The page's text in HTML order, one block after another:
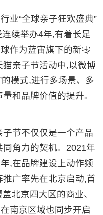
“全球亲子狂欢盛典”
续举办4年,有着长足
作为蓝宙旗下的新零
亲子节活动中,以微博
模式,进行多场景、多
和品牌价值的提升。
节不仅仅是一个产品
角力的契机。2021年
,在品牌建设上动作频
广率先在北京启动,首
北京四大区的商业、
南京区域也同步开启